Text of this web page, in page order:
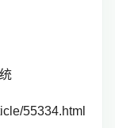
55334.html